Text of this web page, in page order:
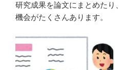
研究成果を論文にまとめたり
機会がたくさんあります。